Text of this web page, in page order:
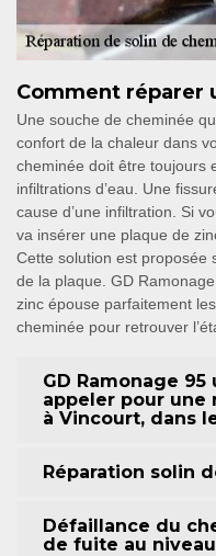
Comment réparer
Une souche de cheminée
confort de la chaleur dans
cheminée doit être toujours
infiltrations d’eau. Une
cause d’une infiltration. Si
va insérer une plaque de
Cette solution est proposée
de la plaque. GD
zinc épouse parfaitement
cheminée pour retrouver
GD Ramonage
appeler pour une
à Vincourt, dans
Réparation solin
Défaillance du
de fuite au